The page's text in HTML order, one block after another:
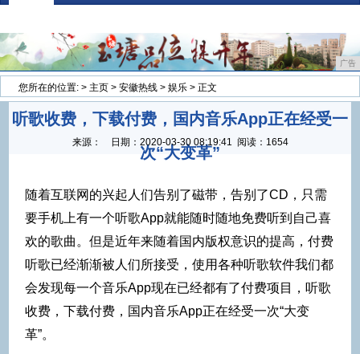
广告
您所在的位置: > 主页 > 安徽热线 > 娱乐 > 正文
听歌收费，下载付费，国内音乐App正在经受一
次“大变革”
来源： 日期： 2020-03-30 08:19:41 阅读：1654
随着互联网的兴起人们告别了磁带，告别了CD，只需
要手机上有一个听歌App就能随时随地免费听到自己喜
欢的歌曲。但是近年来随着国内版权意识的提高，付费
听歌已经渐渐被人们所接受，使用各种听歌软件我们都
会发现每一个音乐App现在已经都有了付费项目，听歌
收费，下载付费，国内音乐App正在经受一次“大变
革”。